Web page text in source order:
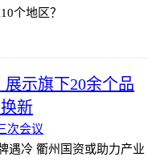
个地区？
示旗下20余个品
新
次会议
遇冷 衢州国资或助力产业